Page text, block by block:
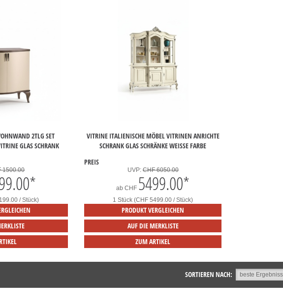
2TLG SET
GLAS SCHRANK
1500.00
*
/ Stück)
VITRINE ITALIENISCHE MÖBEL VITRINEN ANRICHTE
SCHRANK GLAS SCHRÄNKE WEISSE FARBE
PREIS
UVP:CHF 6050.00
abCHF 5499.00*
1 Stück (CHF 5499.00 / Stück)
PRODUKT VERGLEICHEN
AUF DIE MERKLISTE
ZUM ARTIKEL
SORTIEREN NACH: